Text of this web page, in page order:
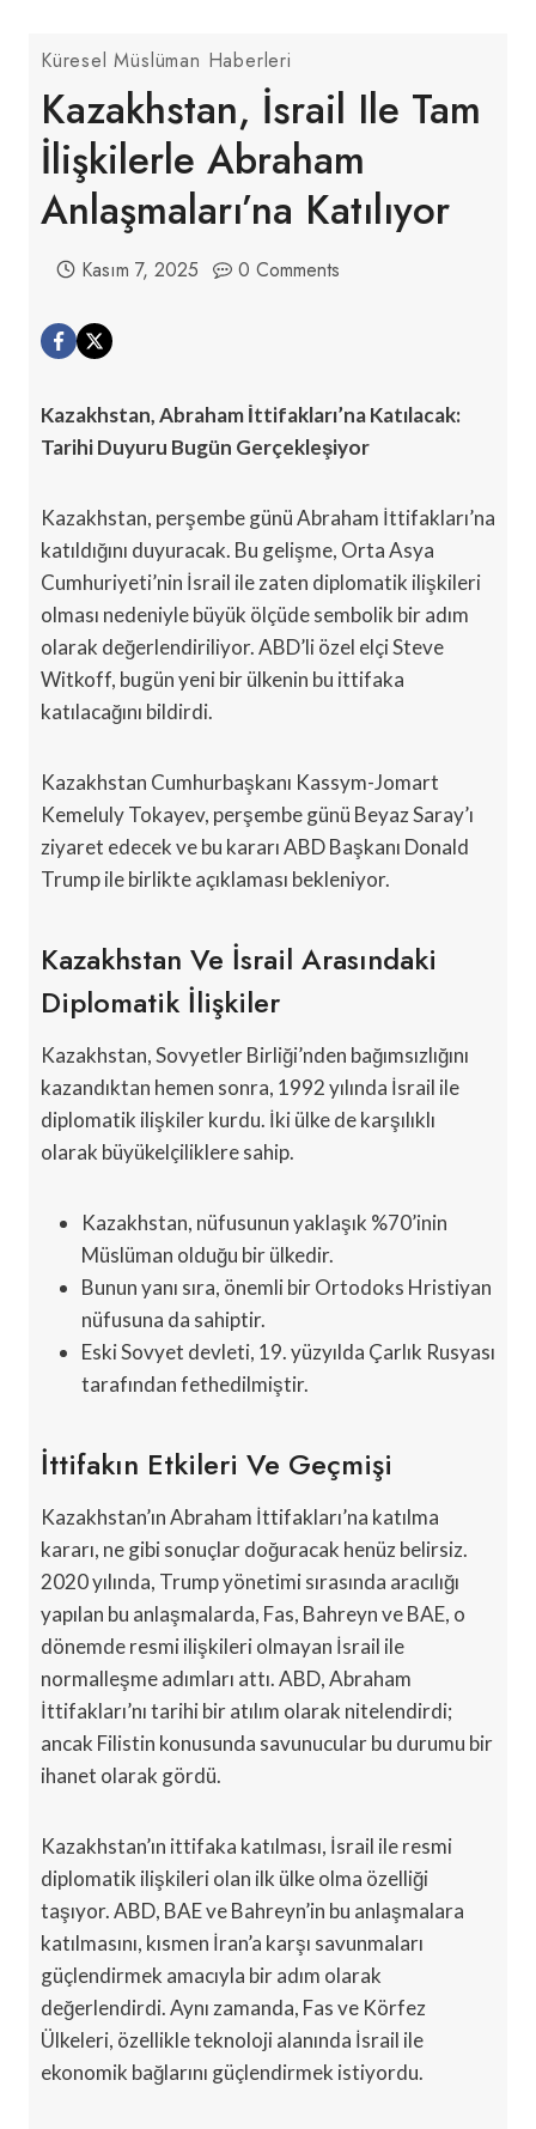
Küresel Müslüman Haberleri
Kazakhstan, İsrail Ile Tam
İlişkilerle Abraham
Anlaşmaları’na Katılıyor
Kasım 7, 2025 0 Comments
Kazakhstan, Abraham İttifakları’na Katılacak:
Tarihi Duyuru Bugün Gerçekleşiyor
Kazakhstan, perşembe günü Abraham İttifakları’na
katıldığını duyuracak. Bu gelişme, Orta Asya
Cumhuriyeti’nin İsrail ile zaten diplomatik ilişkileri
olması nedeniyle büyük ölçüde sembolik bir adım
olarak değerlendiriliyor. ABD’li özel elçi Steve
Witkoff, bugün yeni bir ülkenin bu ittifaka
katılacağını bildirdi.
Kazakhstan Cumhurbaşkanı Kassym-Jomart
Kemeluly Tokayev, perşembe günü Beyaz Saray’ı
ziyaret edecek ve bu kararı ABD Başkanı Donald
Trump ile birlikte açıklaması bekleniyor.
Kazakhstan Ve İsrail Arasındaki
Diplomatik İlişkiler
Kazakhstan, Sovyetler Birliği’nden bağımsızlığını
kazandıktan hemen sonra, 1992 yılında İsrail ile
diplomatik ilişkiler kurdu. İki ülke de karşılıklı
olarak büyükelçiliklere sahip.
Kazakhstan, nüfusunun yaklaşık %70’inin
Müslüman olduğu bir ülkedir.
Bunun yanı sıra, önemli bir Ortodoks Hristiyan
nüfusuna da sahiptir.
Eski Sovyet devleti, 19. yüzyılda Çarlık Rusyası
tarafından fethedilmiştir.
İttifakın Etkileri Ve Geçmişi
Kazakhstan’ın Abraham İttifakları’na katılma
kararı, ne gibi sonuçlar doğuracak henüz belirsiz.
2020 yılında, Trump yönetimi sırasında aracılığı
yapılan bu anlaşmalarda, Fas, Bahreyn ve BAE, o
dönemde resmi ilişkileri olmayan İsrail ile
normalleşme adımları attı. ABD, Abraham
İttifakları’nı tarihi bir atılım olarak nitelendirdi;
ancak Filistin konusunda savunucular bu durumu bir
ihanet olarak gördü.
Kazakhstan’ın ittifaka katılması, İsrail ile resmi
diplomatik ilişkileri olan ilk ülke olma özelliği
taşıyor. ABD, BAE ve Bahreyn’in bu anlaşmalara
katılmasını, kısmen İran’a karşı savunmaları
güçlendirmek amacıyla bir adım olarak
değerlendirdi. Aynı zamanda, Fas ve Körfez
Ülkeleri, özellikle teknoloji alanında İsrail ile
ekonomik bağlarını güçlendirmek istiyordu.